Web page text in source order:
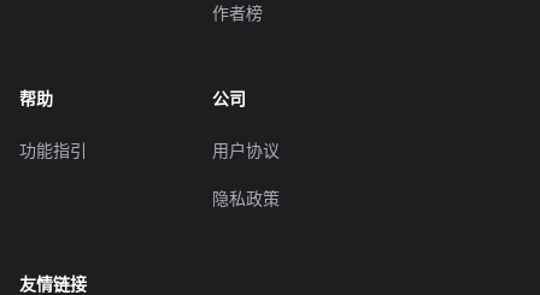
作者榜
帮助
功能指引
公司
用户协议
隐私政策
友情链接